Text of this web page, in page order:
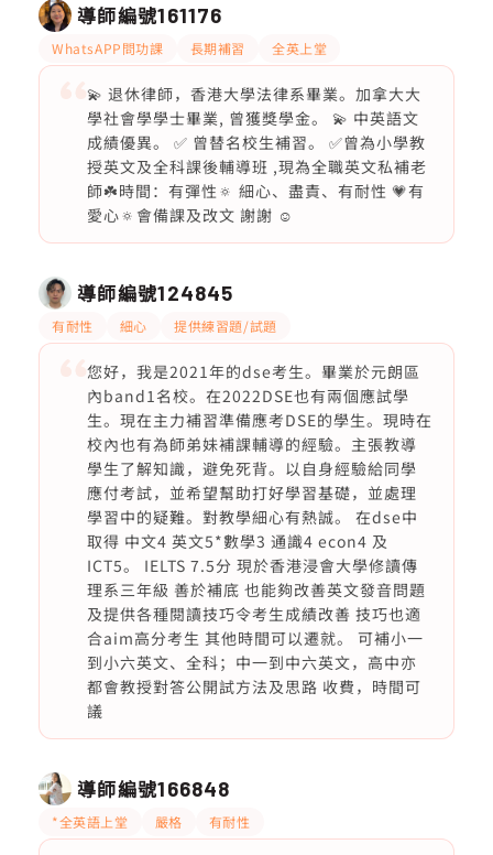
導師編號161176
WhatsAPP問功課 長期補習 全英上堂
💫 退休律師，香港大學法律系畢業。加拿大大
學社會學學士畢業, 曾獲獎學金。 💫 中英語文
成績優異。 ✅ 曾替名校生補習。 ✅曾為小學教
授英文及全科課後輔導班 ,現為全職英文私補老
師☘️時間：有彈性🔅 細心、盡責、有耐性 💗有
愛心🔅會備課及改文 謝謝 ☺️
導師編號124845
有耐性 細心 提供練習題/試題
您好，我是2021年的dse考生。畢業於元朗區
內band1名校。在2022DSE也有兩個應試學
生。現在主力補習準備應考DSE的學生。現時在
校內也有為師弟妹補課輔導的經驗。主張教導
學生了解知識，避免死背。以自身經驗給同學
應付考試，並希望幫助打好學習基礎，並處理
學習中的疑難。對教學細心有熱誠。 在dse中
取得 中文4 英文5*數學3 通識4 econ4 及
ICT5。 IELTS 7.5分 現於香港浸會大學修讀傳
理系三年級 善於補底 也能夠改善英文發音問題
及提供各種閱讀技巧令考生成績改善 技巧也適
合aim高分考生 其他時間可以遷就。 可補小一
到小六英文、全科；中一到中六英文，高中亦
都會教授對答公開試方法及思路 收費，時間可
議
導師編號166848
*全英語上堂 嚴格 有耐性